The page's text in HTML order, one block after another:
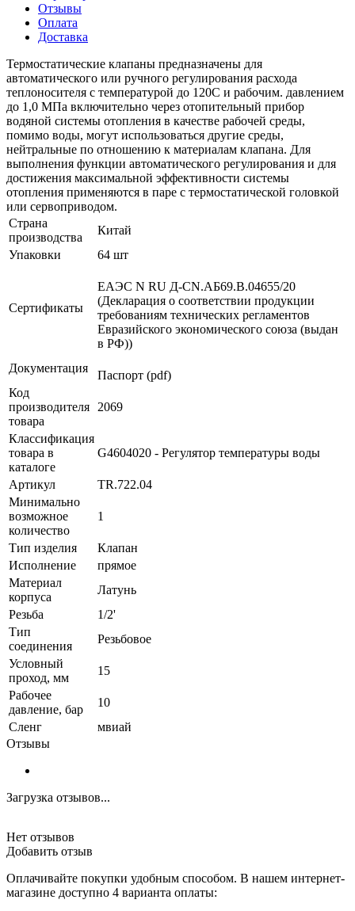
Отзывы
Оплата
Доставка
Термостатические клапаны предназначены для
автоматического или ручного регулирования расхода
теплоносителя с температурой до 120С и рабочим. давлением
до 1,0 МПа включительно через отопительный прибор
водяной системы отопления в качестве рабочей среды,
помимо воды, могут использоваться другие среды,
нейтральные по отношению к материалам клапана. Для
выполнения функции автоматического регулирования и для
достижения максимальной эффективности системы
отопления применяются в паре с термостатической головкой
или сервоприводом.
Страна
производства
Китай
Упаковки
64 шт
Сертификаты
ЕАЭС N RU Д-CN.АБ69.В.04655/20
(Декларация о соответствии продукции
требованиям технических регламентов
Евразийского экономического союза (выдан
в РФ))
Документация
Паспорт (pdf)
Код
производителя
товара
2069
Классификация
товара в
каталоге
G4604020 - Регулятор температуры воды
Артикул
TR.722.04
Минимально
возможное
количество
1
Тип изделия
Клапан
Исполнение
прямое
Материал
корпуса
Латунь
Резьба
1/2'
Тип
соединения
Резьбовое
Условный
проход, мм
15
Рабочее
давление, бар
10
Сленг
мвиай
Отзывы
Загрузка отзывов...
Нет отзывов
Добавить отзыв
Оплачивайте покупки удобным способом. В нашем интернет-
магазине доступно 4 варианта оплаты: